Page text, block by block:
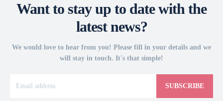
Want to stay up to date with the
latest news?
We would love to hear from you! Please fill in your details and we
will stay in touch. It's that simple!
SUBSCRIBE